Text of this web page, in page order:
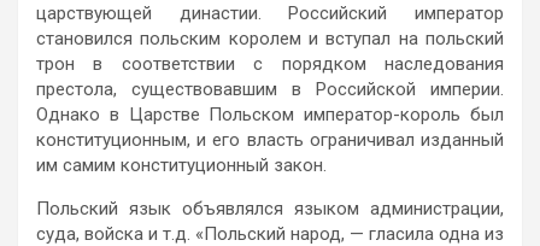
царствующей династии. Российский император
становился польским королем и вступал на польский
трон в соответствии с порядком наследования
престола, существовавшим в Российской империи.
Однако в Царстве Польском император-король был
конституционным, и его власть ограничивал изданный
им самим конституционный закон.
Польский язык объявлялся языком администрации,
суда, войска и т.д. «Польский народ, — гласила одна из